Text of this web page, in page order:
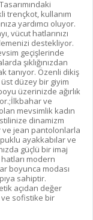
trençkot, kullanım
yardımcı oluyor.
vücut hatlarınızı
destekliyor.
geçişlerinde
şıklığınızdan
tanıyor. Özenli dikiş
düzey bir giyim
üzerinizde ağırlık
ve
mevsimlik kadın
dinamizm
ve jean pantolonlarla
ayakkabılar ve
güçlü bir imaj
modern
boyunca modası
sahiptir.
açıdan değer
sofistike bir